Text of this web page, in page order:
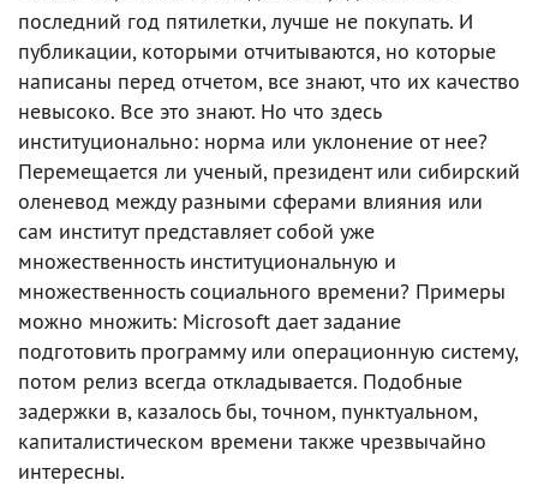
последний год пятилетки, лучше не покупать. И
публикации, которыми отчитываются, но которые
написаны перед отчетом, все знают, что их качество
невысоко. Все это знают. Но что здесь
институционально: норма или уклонение от нее?
Перемещается ли ученый, президент или сибирский
оленевод между разными сферами влияния или
сам институт представляет собой уже
множественность институциональную и
множественность социального времени? Примеры
можно множить: Microsoft дает задание
подготовить программу или операционную систему,
потом релиз всегда откладывается. Подобные
задержки в, казалось бы, точном, пунктуальном,
капиталистическом времени также чрезвычайно
интересны.